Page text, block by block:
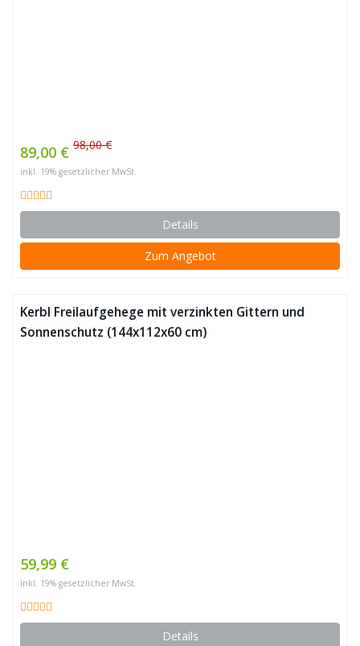
89,00 € 98,00 €
inkl. 19% gesetzlicher MwSt.
Details
Zum Angebot
Kerbl Freilaufgehege mit verzinkten Gittern und
Sonnenschutz (144x112x60 cm)
59,99 €
inkl. 19% gesetzlicher MwSt.
Details